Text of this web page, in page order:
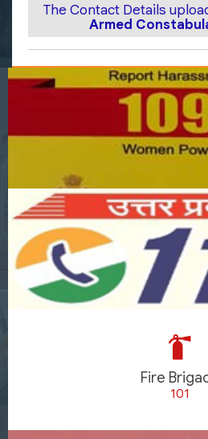
The Contact Details
Armed
Fire
101